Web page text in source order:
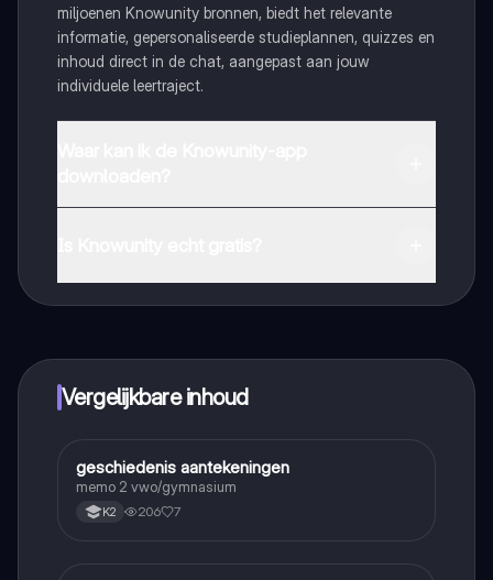
miljoenen Knowunity bronnen, biedt het relevante
informatie, gepersonaliseerde studieplannen, quizzes en
inhoud direct in de chat, aangepast aan jouw
individuele leertraject.
Vergelijkbare inhoud
Geschiedenis
geschiedenis aantekeningen
memo 2 vwo/gymnasium
K2 206 7